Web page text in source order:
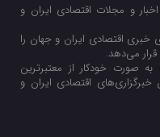
و مجلات اقتصادی ایران و
خبری اقتصادی ایران و جهان را
می‌‌دهد.
به صورت خودکار از معتبرترین
خبرگزاری‌های اقتصادی ایران و